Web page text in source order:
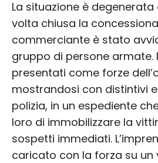
La situazione è
volta chiusa la
commerciante è stato
gruppo di persone armate.
presentati come forze
mostrandosi con distintivi
polizia, in un espediente
loro di immobilizzare la
sospetti immediati.
caricato con la forza su un